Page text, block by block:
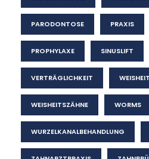
PARODONTOSE PRAXIS
PROPHYLAXE SINUSLIFT
VERTRÄGLICHKEIT
WEISHEITSZÄHNE WORMS
WURZELKANALBEHANDLUNG